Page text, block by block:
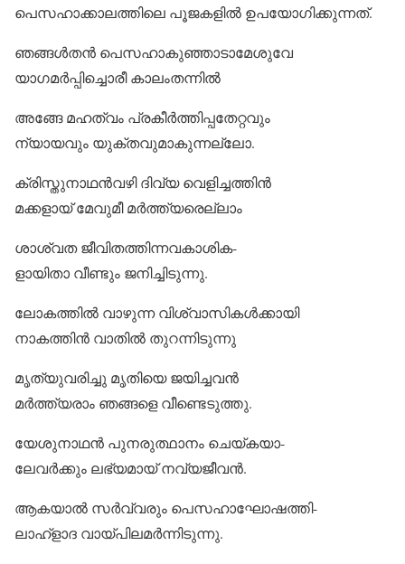
പെസഹാക്കാലത്തിലെ പൂജകളില്‍ ഉപയോഗിക്കുന്നത്.
ഞങ്ങള്‍തന്‍ പെസഹാകുഞ്ഞാടാമേശുവേ
യാഗമര്‍പ്പിച്ചൊരീ കാലംതന്നില്‍
അങ്ങേ മഹത്വം പ്രകീര്‍ത്തിപ്പതേറ്റവും
ന്യായവും യുക്തവുമാകുന്നല്ലോ.
ക്രിസ്തുനാഥന്‍വഴി ദിവ്യ വെളിച്ചത്തിന്‍
മക്കളായ് മേവുമീ മര്‍ത്ത്യരെല്ലാം
ശാശ്വത ജീവിതത്തിന്നവകാശിക-
ളായിതാ വീണ്ടും ജനിച്ചിടുന്നു.
ലോകത്തില്‍ വാഴുന്ന വിശ്വാസികള്‍ക്കായി
നാകത്തിന്‍ വാതില്‍ തുറന്നിടുന്നു
മൃത്യുവരിച്ചു മൃതിയെ ജയിച്ചവന്‍
മര്‍ത്ത്യരാം ഞങ്ങളെ വീണ്ടെടുത്തു.
യേശുനാഥന്‍ പുനരുത്ഥാനം ചെയ്കയാ-
ലേവര്‍ക്കും ലഭ്യമായ് നവ്യജീവന്‍.
ആകയാല്‍ സര്‍വ്വരും പെസഹാഘോഷത്തി-
ലാഹ്‌ളാദ വായ്പിലമര്‍ന്നിടുന്നു.